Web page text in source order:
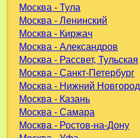
Москва - Тула
Москва - Ленинский
Москва - Киржач
Москва - Александров
Москва - Рассвет, Тульская
Москва - Санкт-Петербург
Москва - Нижний Новгород
Москва - Казань
Москва - Самара
Москва - Ростов-на-Дону